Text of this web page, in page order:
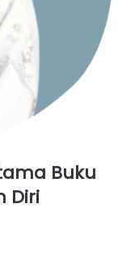
Diri